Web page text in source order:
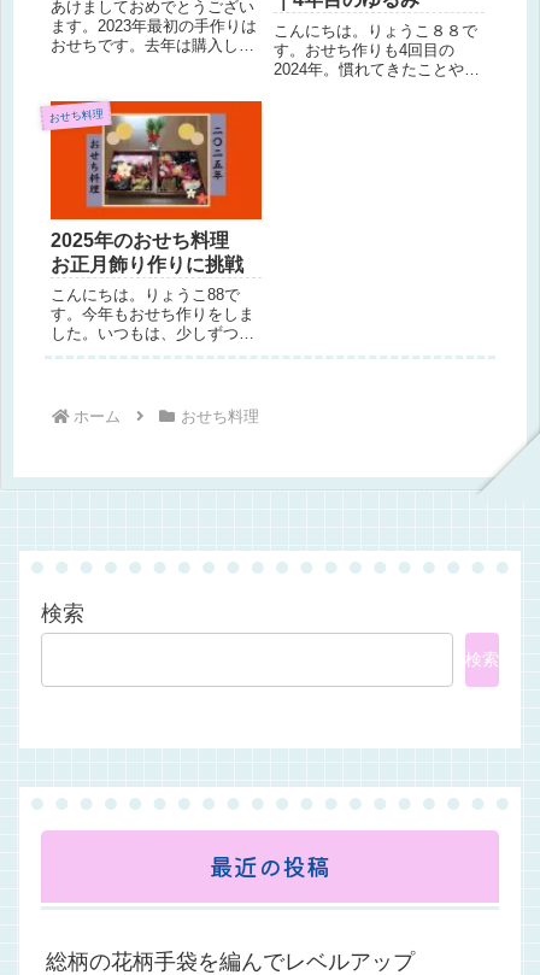
あけましておめでとうござい
ます。2023年最初の手作りは
おせちです。去年は購入した
2023年のおせちのメニューと
手順、そして来年の課題の記
録です。2023年おせちのメニ
ュー今年のおせちの全体...
こんにちは。りょうこ８８で
す。おせち作りも4回目の
2024年。慣れてきたことや、
おせち料理
2025年のおせち料理
お正月飾り作りに挑戦
こんにちは。りょうこ88で
す。今年もおせち作りをしま
した。いつもは、少しずつメ
ニューを考えたりするのです
けたころに娘から風邪をもら
ってクリスマスは39℃の熱で
ホーム おせち料理
検索
検索
最近の投稿
総柄の花柄手袋を編んでレベルアップ